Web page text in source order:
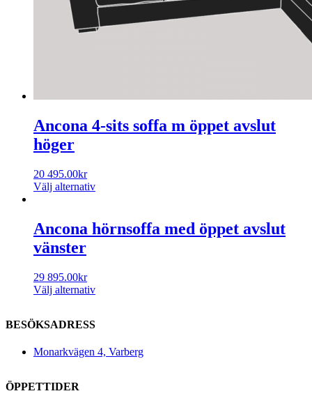
Ancona 4-sits soffa m öppet avslut
höger
20 495.00kr
Välj alternativ
Ancona hörnsoffa med öppet avslut
vänster
29 895.00kr
Välj alternativ
BESÖKSADRESS
Monarkvägen 4, Varberg
ÖPPETTIDER